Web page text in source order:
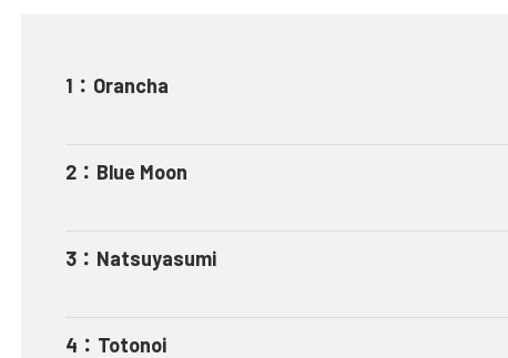
1 ： Orancha
2 ： Blue Moon
3 ： Natsuyasumi
4 ： Totonoi